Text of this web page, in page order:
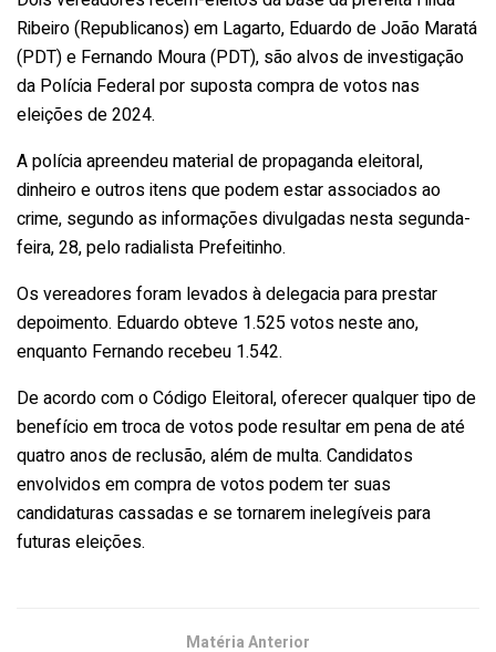
Ribeiro (Republicanos) em Lagarto, Eduardo de João Maratá
(PDT) e Fernando Moura (PDT), são alvos de investigação
da Polícia Federal por suposta compra de votos nas
eleições de 2024.
A polícia apreendeu material de propaganda eleitoral,
dinheiro e outros itens que podem estar associados ao
crime, segundo as informações divulgadas nesta segunda-
feira, 28, pelo radialista Prefeitinho.
Os vereadores foram levados à delegacia para prestar
depoimento. Eduardo obteve 1.525 votos neste ano,
enquanto Fernando recebeu 1.542.
De acordo com o Código Eleitoral, oferecer qualquer tipo de
benefício em troca de votos pode resultar em pena de até
quatro anos de reclusão, além de multa. Candidatos
envolvidos em compra de votos podem ter suas
candidaturas cassadas e se tornarem inelegíveis para
futuras eleições.
Matéria Anterior